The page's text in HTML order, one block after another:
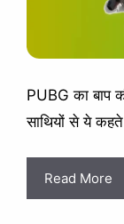
PUBG का बाप
साथियों से ये
Read More